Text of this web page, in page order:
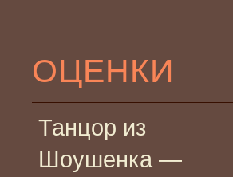
ОЦЕНКИ
Танцор из
Шоушенка —